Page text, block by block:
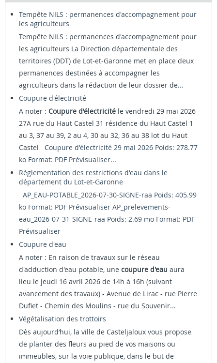
Tempête NILS : permanences d'accompagnement pour
les agriculteurs
Tempête NILS : permanences d'accompagnement pour
les agriculteurs La Direction départementale des
territoires (DDT) de Lot-et-Garonne met en place deux
permanences destinées à accompagner les
agriculteurs dans la rédaction de leur dossier de...
Coupure d'électricité
A noter : Coupure d'électricité le vendredi 29 mai 2026
27A rue du Haut Castel 31 résidence du Haut Castel 1
au 3, 37 au 39, 2 au 4, 30 au 32, 36 au 38 lot du Haut
Castel Coupure d'électricité 29 mai 2026 Poids: 278.77
ko Format: PDF Prévisualiser...
Réglementation des restrictions d'eau dans le
département du Lot-et-Garonne
AP_EAU-POTABLE_2026-07-30-SIGNE-raa Poids: 405.99
ko Format: PDF Prévisualiser AP_prelevements-
eau_2026-07-31-SIGNE-raa Poids: 2.69 mo Format: PDF
Prévisualiser
Coupure d'eau
A noter : En raison de travaux sur le réseau
d'adduction d'eau potable, une coupure d'eau aura
lieu le jeudi 16 avril 2026 de 14h à 16h (suivant
avancement des travaux) - Avenue de Lirac - rue Pierre
Dufiet - Chemin des Moulins - rue du Souvenir...
Végétalisation des trottoirs
Dès aujourd’hui, la ville de Casteljaloux vous propose
de planter des fleurs au pied de vos maisons ou
immeubles, sur la voie publique, dans le but de